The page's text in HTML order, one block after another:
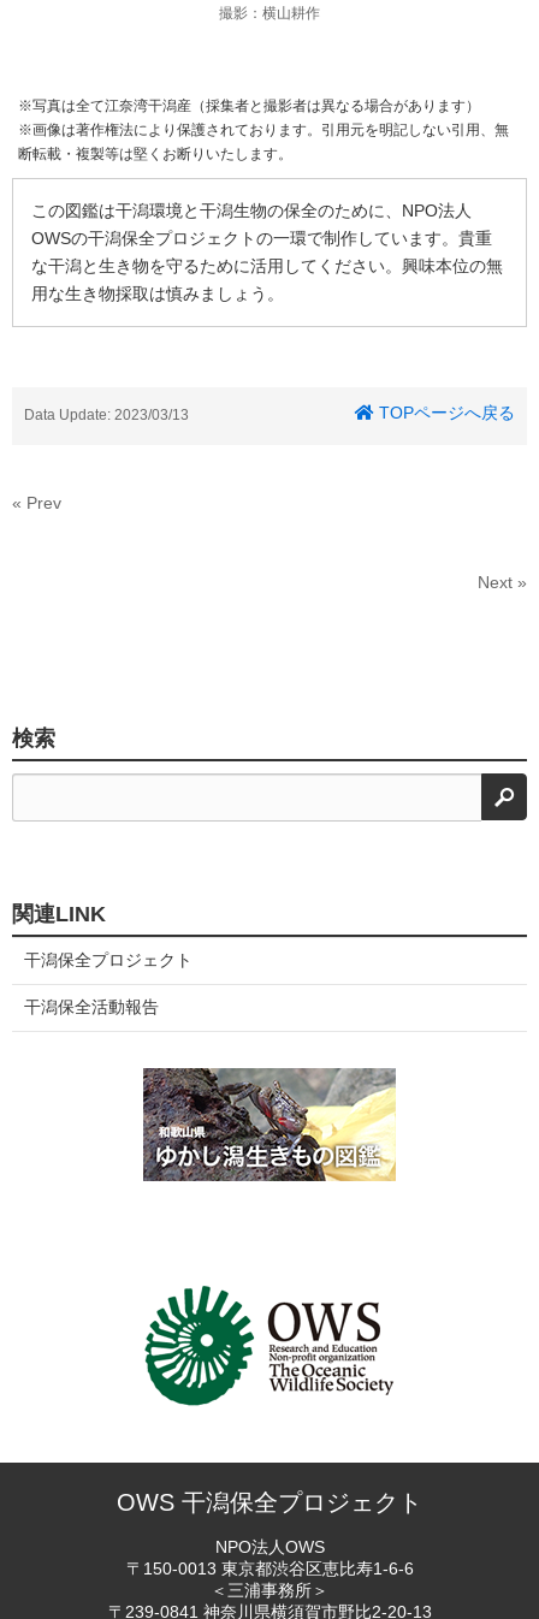
撮影：横山耕作
※写真は全て江奈湾干潟産（採集者と撮影者は異なる場合があります）
※画像は著作権法により保護されております。引用元を明記しない引用、無
断転載・複製等は堅くお断りいたします。
この図鑑は干潟環境と干潟生物の保全のために、NPO法人
OWSの干潟保全プロジェクトの一環で制作しています。貴重
な干潟と生き物を守るために活用してください。興味本位の無
用な生き物採取は慎みましょう。
Data Update: 2023/03/13 TOPページへ戻る
« Prev
Next »
検索
検
関連LINK
干潟保全プロジェクト
干潟保全活動報告
OWS 干潟保全プロジェクト
NPO法人OWS
〒150-0013 東京都渋谷区恵比寿1-6-6
＜三浦事務所＞
〒239-0841 神奈川県横須賀市野比2-20-13